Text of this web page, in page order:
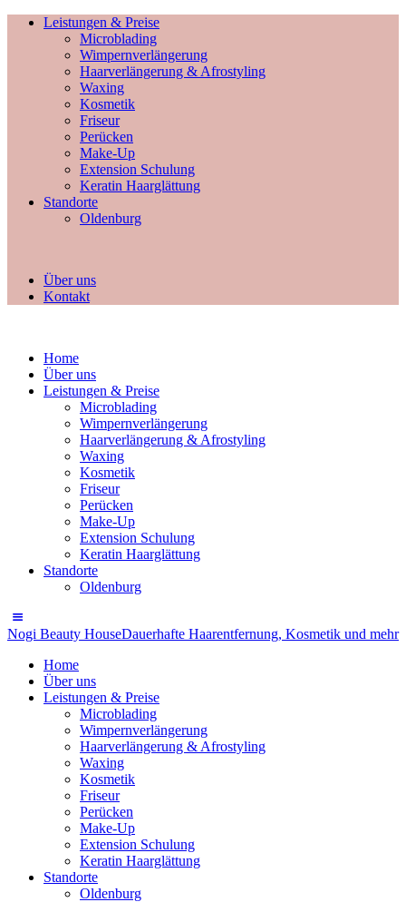
Leistungen & Preise
Microblading
Wimpernverlängerung
Haarverlängerung & Afrostyling
Waxing
Kosmetik
Friseur
Perücken
Make-Up
Extension Schulung
Keratin Haarglättung
Standorte
Oldenburg
Über uns
Kontakt
Home
Über uns
Leistungen & Preise
Microblading
Wimpernverlängerung
Haarverlängerung & Afrostyling
Waxing
Kosmetik
Friseur
Perücken
Make-Up
Extension Schulung
Keratin Haarglättung
Standorte
Oldenburg
Nogi Beauty HouseDauerhafte Haarentfernung, Kosmetik und mehr
Home
Über uns
Leistungen & Preise
Microblading
Wimpernverlängerung
Haarverlängerung & Afrostyling
Waxing
Kosmetik
Friseur
Perücken
Make-Up
Extension Schulung
Keratin Haarglättung
Standorte
Oldenburg